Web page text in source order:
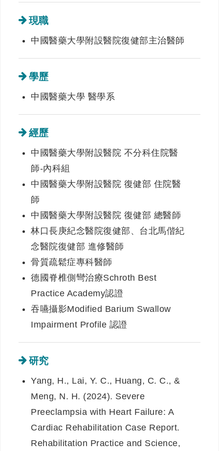
現職
中國醫藥大學附設醫院復健部主治醫師
學歷
中國醫藥大學 醫學系
經歷
中國醫藥大學附設醫院 不分科住院醫
師-內科組
中國醫藥大學附設醫院 復健部 住院醫
師
中國醫藥大學附設醫院 復健部 總醫師
林口長庚紀念醫院復健部、台北馬偕紀
念醫院復健部 進修醫師
骨質疏鬆症專科醫師
德國脊椎側彎治療Schroth Best
Practice Academy認證
吞嚥攝影Modified Barium Swallow
Impairment Profile 認證
研究
Yang, H., Lai, Y. C., Huang, C. C., &
Meng, N. H. (2024). Severe
Preeclampsia with Heart Failure: A
Cardiac Rehabilitation Case Report.
Rehabilitation Practice and Science,